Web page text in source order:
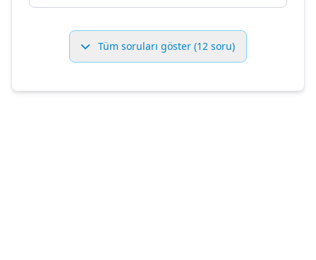
Tüm soruları göster (12 soru)